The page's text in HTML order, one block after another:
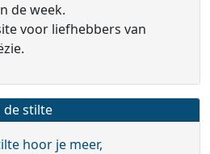
de week.
voor liefhebbers van
de stilte
hoor je meer,